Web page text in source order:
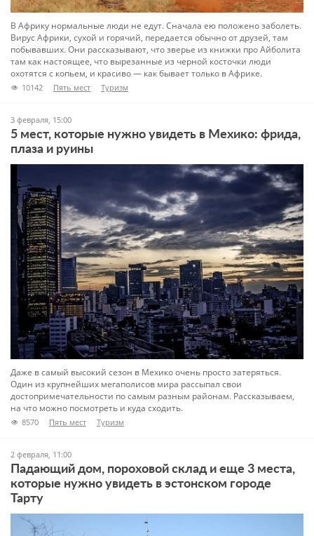
В Африку нормальные люди не едут. Сначала ею положено заболеть.
Вирус Африки, сухой и горячий, передается обычно от друзей, там
побывавших. Они рассказывают, что зверье из книжки про Айболита
там как настоящее, что вырезанные из черной косточки люди
охотятся с копьем, и красиво — как бывает только в Африке.
10142 Пять мест Туризм
3 февраля, 15:00
5 мест, которые нужно увидеть в Мехико: фрида,
плаза и руины
Даже в самый высокий сезон в Мехико очень просто затеряться.
Один из крупнейших мегаполисов мира рассыпал свои
достопримечательности по самым разным районам. Рассказываем,
на что можно посмотреть и куда сходить.
8570 Пять мест Туризм
2 февраля, 11:00
Падающий дом, пороховой склад и еще 3 места,
которые нужно увидеть в эстонском городе
Тарту